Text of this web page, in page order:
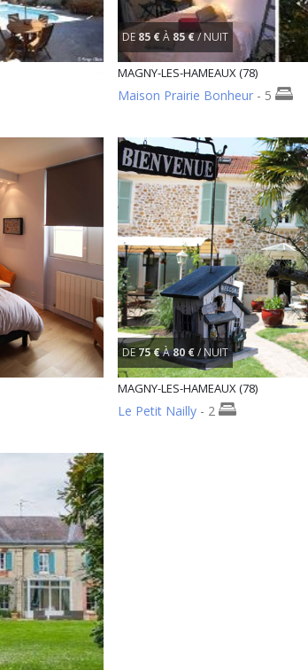
DE 85 €À 85 €/ NUIT
MAGNY-LES-HAMEAUX (78)
Maison Prairie Bonheur - 5
DE75 €À80 €/ NUIT
MAGNY-LES-HAMEAUX (78)
Le Petit Nailly - 2